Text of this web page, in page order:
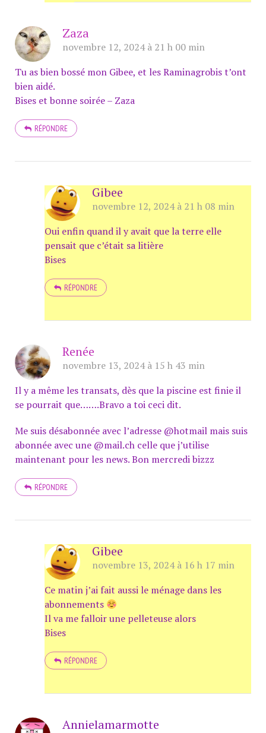
Zaza
novembre 12, 2024 à 21 h 00 min
Tu as bien bossé mon Gibee, et les Raminagrobis t’ont
bien aidé.
Bises et bonne soirée – Zaza
RÉPONDRE
Gibee
novembre 12, 2024 à 21 h 08 min
Oui enfin quand il y avait que la terre elle
pensait que c’était sa litière
Bises
RÉPONDRE
Renée
novembre 13, 2024 à 15 h 43 min
Il y a même les transats, dès que la piscine est finie il
se pourrait que…….Bravo a toi ceci dit.
Me suis désabonnée avec l’adresse @hotmail mais suis
abonnée avec une @mail.ch celle que j’utilise
maintenant pour les news. Bon mercredi bizzz
RÉPONDRE
Gibee
novembre 13, 2024 à 16 h 17 min
Ce matin j’ai fait aussi le ménage dans les
abonnements
Il va me falloir une pelleteuse alors
Bises
RÉPONDRE
Annielamarmotte